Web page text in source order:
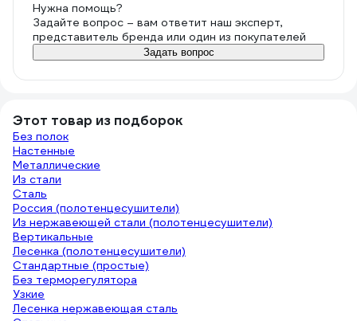
Нужна помощь?
Задайте вопрос – вам ответит наш эксперт,
представитель бренда или один из покупателей
Задать вопрос
Этот товар из подборок
Без полок
Настенные
Металлические
Из стали
Сталь
Россия (полотенцесушители)
Из нержавеющей стали (полотенцесушители)
Вертикальные
Лесенка (полотенцесушители)
Стандартные (простые)
Без терморегулятора
Узкие
Лесенка нержавеющая сталь